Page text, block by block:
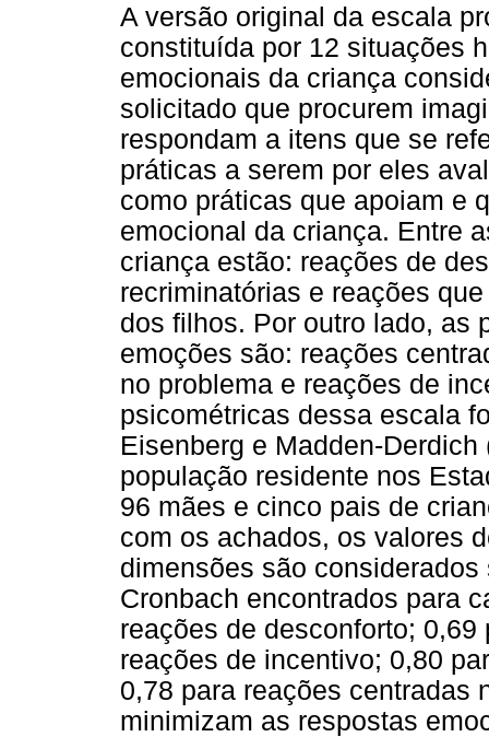
A versão original da escala
constituída por 12 situações
emocionais da criança
solicitado que procurem
respondam a itens que se
práticas a serem por eles
como práticas que apoiam e
emocional da criança. Entre
criança estão: reações de
recriminatórias e reações
dos filhos. Por outro lado, as
emoções são: reações
no problema e reações de
psicométricas dessa escala
Eisenberg e Madden-
população residente nos
96 mães e cinco pais de
com os achados, os valores
dimensões são
Cronbach encontrados para
reações de desconforto;
reações de incentivo; 0,80
0,78 para reações centradas
minimizam as respostas